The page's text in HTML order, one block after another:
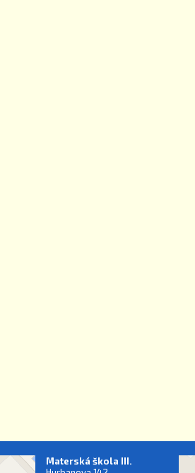
Materská škola III.